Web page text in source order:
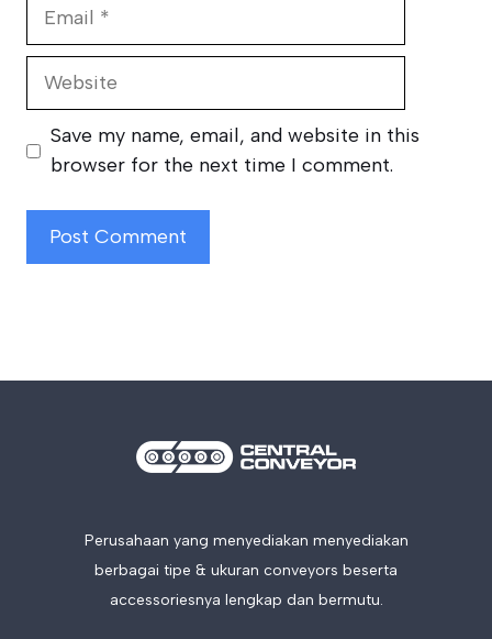
Website
Save my name, email, and website in this
browser for the next time I comment.
Perusahaan yang menyediakan menyediakan
berbagai tipe & ukuran conveyors beserta
accessoriesnya lengkap dan bermutu.